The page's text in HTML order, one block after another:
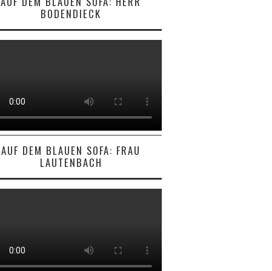
BODENDIECK
AUF DEM BLAUEN SOFA: FRAU
LAUTENBACH